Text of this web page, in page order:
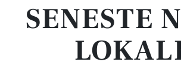
SENESTE